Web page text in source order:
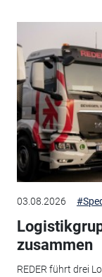
03.08.2026
zusammen
REDER führt drei